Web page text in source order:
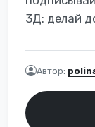
3Д: делай
Автор: